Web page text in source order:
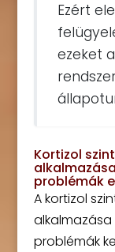
Ezért
ezeket
Kortizol
problémák
A kortizol
problémák